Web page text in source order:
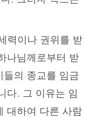
력이나 권위를 받
나님께로부터 받
들의 종교를 임금
다. 그 이유는 임
대하여 다른 사람